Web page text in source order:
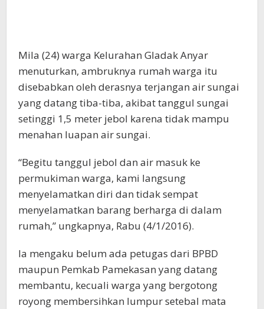
Mila (24) warga Kelurahan Gladak Anyar
menuturkan, ambruknya rumah warga itu
disebabkan oleh derasnya terjangan air sungai
yang datang tiba-tiba, akibat tanggul sungai
setinggi 1,5 meter jebol karena tidak mampu
menahan luapan air sungai.
“Begitu tanggul jebol dan air masuk ke
permukiman warga, kami langsung
menyelamatkan diri dan tidak sempat
menyelamatkan barang berharga di dalam
rumah,” ungkapnya, Rabu (4/1/2016).
Ia mengaku belum ada petugas dari BPBD
maupun Pemkab Pamekasan yang datang
membantu, kecuali warga yang bergotong
royong membersihkan lumpur setebal mata